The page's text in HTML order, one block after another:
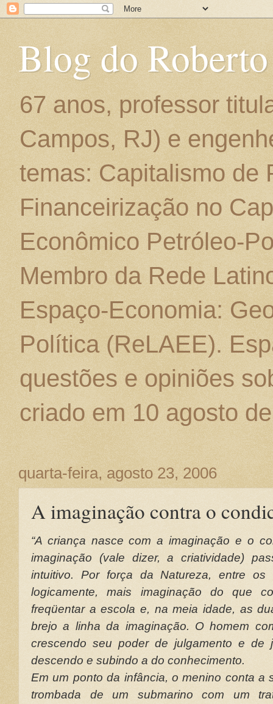
Blog do
67 anos, professor
Campos, RJ) e
temas: Capitalismo de
Financeirização no
Econômico Petróleo-
Membro da Rede
Espaço-Economia:
Política (ReLAEE).
questões e opiniões
criado em 10 agosto
quarta-feira, agosto 23, 2006
A imaginação contra o
“A criança nasce com a imaginação e o
imaginação (vale dizer, a criatividade)
intuitivo. Por força da Natureza, entre
logicamente, mais imaginação do que
freqüentar a escola e, na meia idade, as
brejo a linha da imaginação. O homem
crescendo seu poder de julgamento e de
descendo e subindo a do conhecimento.
Em um ponto da infância, o menino conta a
trombada de um submarino com um